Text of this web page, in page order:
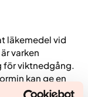
läkemedel vid
varken
viktnedgång.
kan ge en
hos vissa